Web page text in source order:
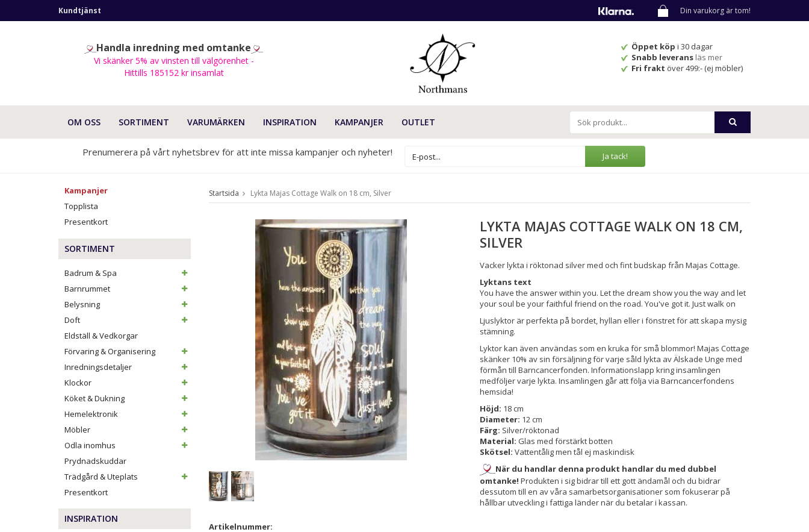
Kundtjänst Din varukorg är tom!
Öppet köpi 30 dagar
Snabb leverans läs mer
Fri frakt över 499:- (ej möbler)
Handla inredning med omtanke
Vi skänker 5% av vinsten till välgörenhet -
Hittills 185152 kr insamlat
OM OSS SORTIMENT VARUMÄRKEN INSPIRATION KAMPANJER OUTLET
Prenumerera på vårt nyhetsbrev för att inte missa kampanjer och nyheter! Ja tack!
Kampanjer
Topplista
Presentkort
SORTIMENT
Badrum & Spa
Barnrummet
Belysning
Doft
Eldställ & Vedkorgar
Förvaring & Organisering
Inredningsdetaljer
Klockor
Köket & Dukning
Hemelektronik
Möbler
Odla inomhus
Prydnadskuddar
Trädgård & Uteplats
Presentkort
INSPIRATION
Startsida Lykta Majas Cottage Walk on 18 cm, Silver
LYKTA MAJAS COTTAGE WALK ON 18 CM,
SILVER
Vacker lykta i röktonad silver med och fint budskap från Majas Cottage.
Lyktans text
You have the answer within you. Let the dream show you the way and let
your soul be your faithful friend on the road. You've got it. Just walk on
Ljuslyktor är perfekta på bordet, hyllan eller i fönstret för att skapa mysig
stämning.
Lyktor kan även användas som en kruka för små blommor! Majas Cottage
skänker 10% av sin försäljning för varje såld lykta av Älskade Unge med
förmån till Barncancerfonden. Informationslapp kring insamlingen
medföljer varje lykta. Insamlingen går att följa via Barncancerfondens
hemsida!
Höjd: 18 cm
Diameter: 12 cm
Färg: Silver/röktonad
Material: Glas med förstärkt botten
Skötsel: Vattentålig men tål ej maskindisk
När du handlar denna produkt handlar du med dubbel
omtanke! Produkten i sig bidrar till ett gott ändamål och du bidrar
dessutom till en av våra samarbetsorganisationer som fokuserar på
hållbar utveckling i fattiga länder när du betalar i kassan.
Artikelnummer: